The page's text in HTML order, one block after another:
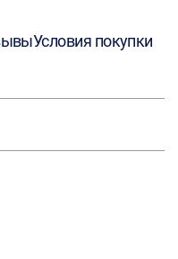
Условия покупки